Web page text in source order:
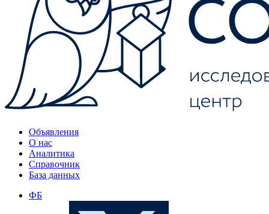
Объявления
О нас
Аналитика
Справочник
База данных
ФБ